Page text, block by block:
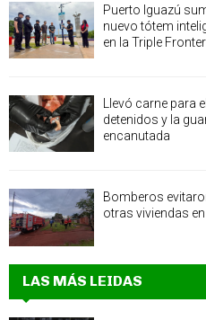
Puerto Iguazú
nuevo tótem
en la Triple
Llevó carne para
detenidos y la
encanutada
Bomberos
otras viviendas
LAS MÁS LEIDAS